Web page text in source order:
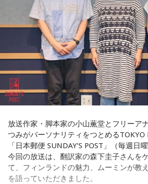
ます。年々、乗客で銃撃を体験された方
り、去年はわずかにお二人でした。でも
は、不思議と減ることがありません。
毎年、新たに銃撃を知った人たちが一度
訪ねて下さるのだそうです。
去年の慰霊の集いに参列された、列車の
いた女性の方のお孫さんがおっしゃった
と思います。
「祖母は亡くなるまでずっと、『あの時
ければよかった……』そう言っていました
きゃりーは、いろんなところからゆとり
とが多かったそうで、クリエイティブデ
也さんとのランチでも「今、きゃりーち
一番すごいんじゃないかな」と名前が挙
りくんのYouTubeチャンネルに
出演していた回を見て「すごく話しやす
た」と興味を持ったそうです。
一方のゆとりくんも、きゃりーについて
月違いという共通点に加え、10代向けカ
ョン誌「HR」の同じ号に掲載されていた
は当時を懐かしく振り返ります。ゆとり
プの1人みたいな感じでしたけど、きゃり
とスターでした」と語り、「同じ雑誌に
すね」ときゃりーも笑顔を見せました。
放送作家・脚本家の小山薫堂とフリーア
つみがパーソナリティをつとめるTOKYO
「日本郵便 SUNDAY’S POST」（毎週日
今回の放送は、翻訳家の森下圭子さんを
て、フィンランドの魅力、ムーミンが教
を語っていただきました。